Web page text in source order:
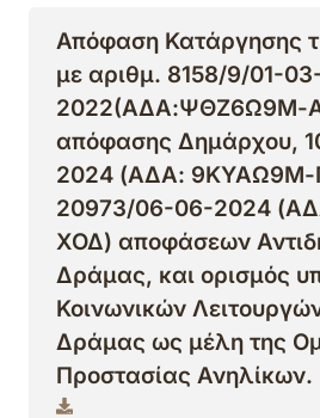
Απόφαση Κατάργησης
με αριθμ. 8158/9/01-
2022(ΑΔΑ:ΨΘΖ6Ω9Μ-
απόφασης Δημάρχου,
2024 (ΑΔΑ: 9ΚΥΑΩ9Μ-
20973/06-06-2024
ΧΟΔ) αποφάσεων
Δράμας, και ορισμός
Κοινωνικών
Δράμας ως μέλη της
Προστασίας Ανηλίκων.